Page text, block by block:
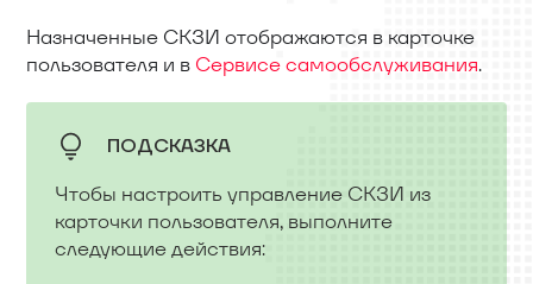
Назначенные СКЗИ отображаются в карточке
пользователя и в Сервисе самообслуживания.
ПОДСКАЗКА
Чтобы настроить управление СКЗИ из
карточки пользователя, выполните
следующие действия: